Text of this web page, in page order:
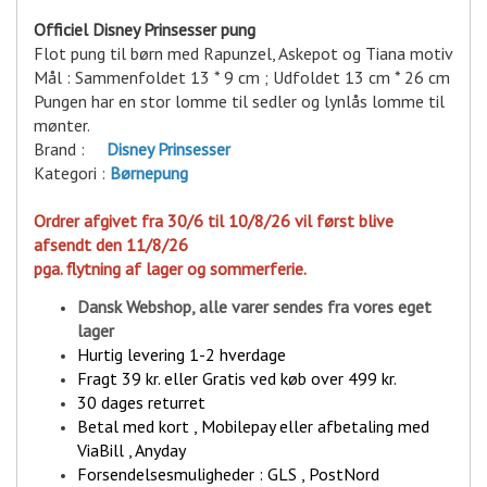
Officiel Disney Prinsesser pung
Flot pung til børn med Rapunzel, Askepot og Tiana motiv
Mål : Sammenfoldet 13 * 9 cm ; Udfoldet 13 cm * 26 cm
Pungen har en stor lomme til sedler og lynlås lomme til
mønter.
Brand : Disney Prinsesser
Kategori : Børnepung
Ordrer afgivet fra 30/6 til 10/8/26 vil først blive
afsendt den 11/8/26
pga. flytning af lager og sommerferie.
Dansk Webshop, alle varer sendes fra vores eget
lager
Hurtig levering 1-2 hverdage
Fragt 39 kr. eller Gratis ved køb over 499 kr.
30 dages returret
Betal med kort , Mobilepay eller afbetaling med
ViaBill , Anyday
Forsendelsesmuligheder : GLS , PostNord